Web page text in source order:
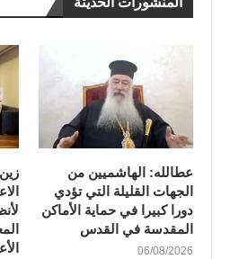
عطالله: الهاشميين من
الجهات القليلة التي تؤدي
دورا كبيرا في حماية الأماكن
المقدسة في القدس
06/08/2026